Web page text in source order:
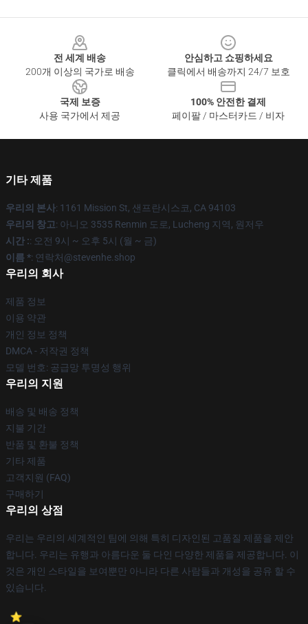
전 세계 배송
200개 이상의 국가로 배송
안심하고 쇼핑하세요
클릭에서 배송까지 24/7 보호
국제 보증
사용 국가에서 제공
100% 안전한 결제
페이팔 / 마스터카드 / 비자
기타 제품
우리의 본사: 1161 Mission St, 샌프란시스코, CA 94103
우리의 창고: 아니오 3535 Renmin 도로, Lucheng 지역, 원저우
시간 :: 오전 9시 ~ 오후 5시 (월 ~ 금)
이름 *: 연락처@stevenhe.shop
우리의 회사
제품 정보
이용 약관
개인 정보 정책
DMCA - 저작권 정책
모델 번호: 공급망 투명성 행위
우리의 지원
배송 및 배송 정책
지불 기간
반품 및 환불 정책
기타 제품
고객지원 (FAQ)
구매하기
우리의 상점
우리는 우리의 세계적인 팀에 의해 특히 디자인된 고품질 제품을 제안
합니다. 우리는 유행과 아름다운 둘 다인 다양한 제품을 제공합니다. 이
것은 개인 스타일을 보여뿐만 아니라 다른 사람들과 개성을 공유 할 수
있습니다.